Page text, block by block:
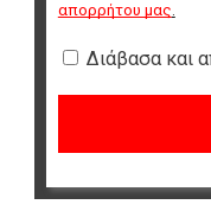
απορρήτου μας.
Διάβασα και